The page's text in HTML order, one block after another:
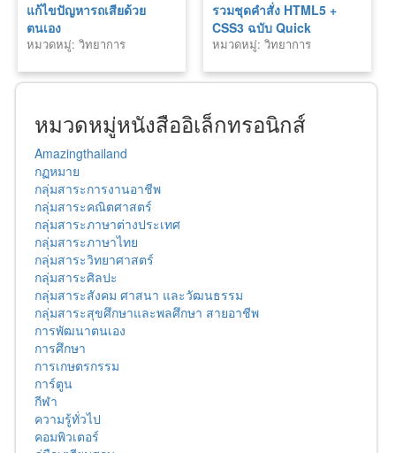
แก้ไขปัญหารถเสียด้วย
ตนเอง
หมวดหมู่: วิทยาการ
รวมชุดคำสั่ง HTML5 +
CSS3 ฉบับ Quick
Reference
หมวดหมู่: วิทยาการ
หมวดหมู่หนังสืออิเล็กทรอนิกส์
Amazingthailand
กฏหมาย
กลุ่มสาระการงานอาชีพ
กลุ่มสาระคณิตศาสตร์
กลุ่มสาระภาษาต่างประเทศ
กลุ่มสาระภาษาไทย
กลุ่มสาระวิทยาศาสตร์
กลุ่มสาระศิลปะ
กลุ่มสาระสังคม ศาสนา และวัฒนธรรม
กลุ่มสาระสุขศึกษาและพลศึกษา สายอาชีพ
การพัฒนาตนเอง
การศึกษา
การเกษตรกรรม
การ์ตูน
กีฬา
ความรู้ทั่วไป
คอมพิวเตอร์